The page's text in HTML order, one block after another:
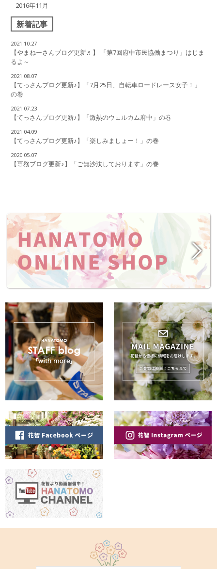
2016年11月
新着記事
2021.10.27
【やまねーさんブログ更新♬】 「第7回府中市民協働まつり」はじま
るよ～
2021.08.07
【てっさんブログ更新♪】「7月25日、自転車ロードレース女子！」
の巻
2021.07.23
【てっさんブログ更新♪】「激熱のウェルカム府中」の巻
2021.04.09
【てっさんブログ更新♪】「楽しみましょー！」の巻
2020.05.07
【専務ブログ更新♪】「ご無沙汰しております」の巻